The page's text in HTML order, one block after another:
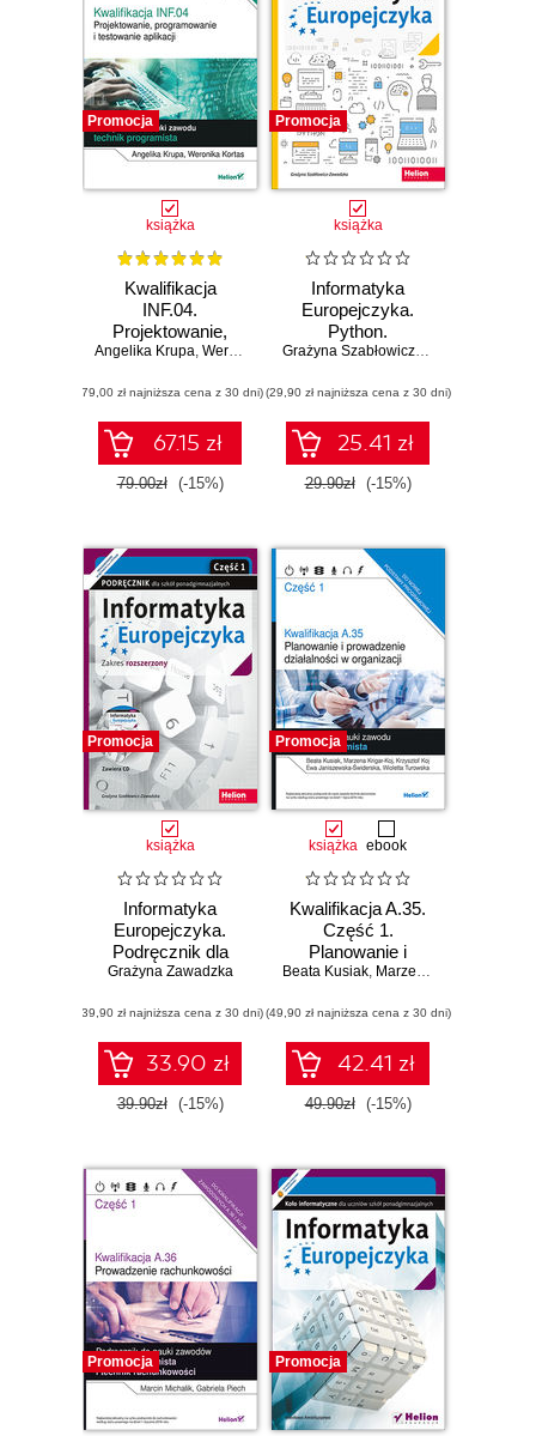
Promocja
książka
Kwalifikacja
INF.04.
Projektowanie,
programowanie i
aplikacji. Część 1.
Inżynieria
programowania -
projektowanie
oprogramowania,
aplikacji.
Podręcznik do
nauki zawodu
technik
programista
Angelika Krupa, Weronika Kortas
(79,00 zł najniższa cena z 30 dni)
67.15 zł
79.00zł (-15%)
Promocja
książka
Informatyka
Europejczyka.
Python.
Programowanie na
Grażyna Szabłowicz-Zawadzka
(29,90 zł najniższa cena z 30 dni)
25.41 zł
29.90zł (-15%)
Promocja
książka
Informatyka
Europejczyka.
Podręcznik dla
szkół
Zakres
rozszerzony.
Część 1 (Wydanie
III)
Grażyna Zawadzka
(39,90 zł najniższa cena z 30 dni)
33.90 zł
39.90zł (-15%)
Promocja
książka ebook
Kwalifikacja A.35.
Część 1.
Planowanie i
prowadzenie
organizacji.
Podręcznik do
nauki zawodu
technik
ekonomista
Beata Kusiak, Marzena Krigar-Koj
(49,90 zł najniższa cena z 30 dni)
42.41 zł
49.90zł (-15%)
Promocja Promocja